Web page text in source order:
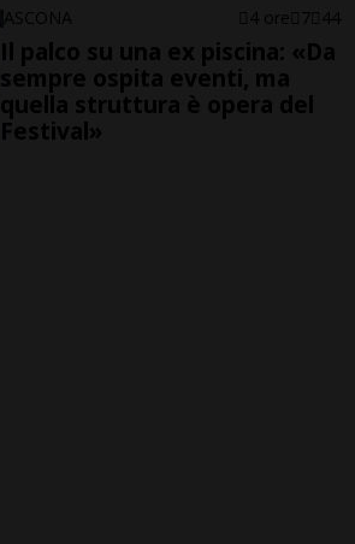
ASCONA 4 ore 7 44
Il palco su una ex piscina: «Da
sempre ospita eventi, ma
quella struttura è opera del
Festival»